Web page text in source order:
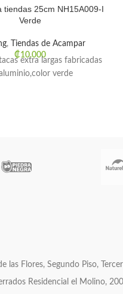
tiendas 25cm NH15A009-I
Verde
,
Tiendas de Acampar
₡10.000
extra largas fabricadas
verde
Flores, Segundo Piso,
Residencial el Molino,